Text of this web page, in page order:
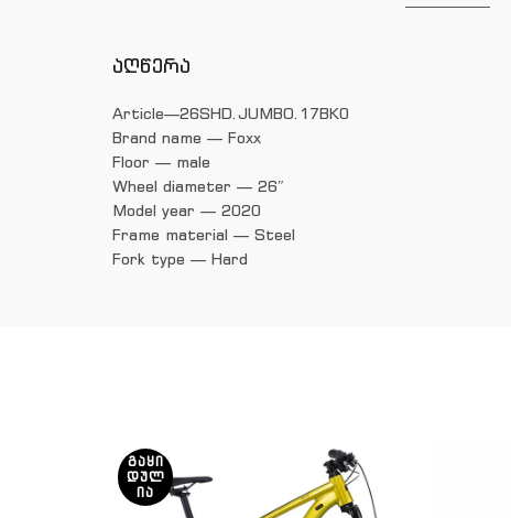
აღწერა
Article—26SHD.JUMBO.17BK0
Brand name — Foxx
Floor — male
Wheel diameter — 26″
Model year — 2020
Frame material — Steel
Fork type — Hard
ᲒᲐᲧᲘ
ᲓᲣᲚ
ᲘᲐ